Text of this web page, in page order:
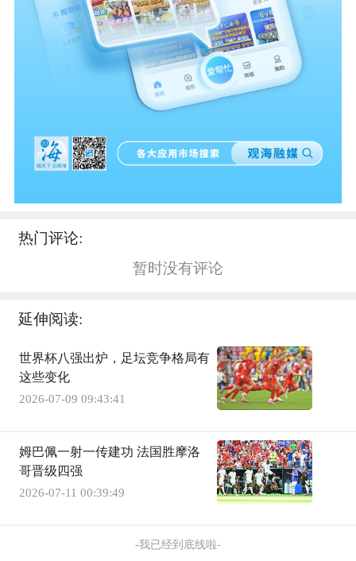
热门评论:
暂时没有评论
延伸阅读:
世界杯八强出炉，足坛竞争格局有
这些变化
2026-07-09 09:43:41
姆巴佩一射一传建功 法国胜摩洛
哥晋级四强
2026-07-11 00:39:49
-我已经到底线啦-